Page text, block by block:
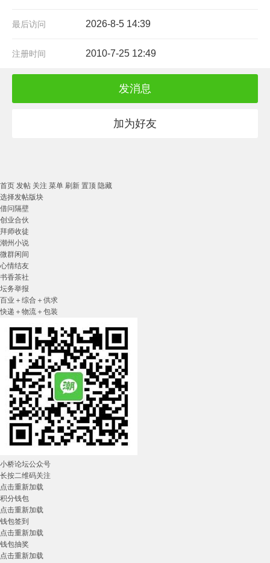
2026-8-5 14:39
最后访问
2010-7-25 12:49
注册时间
发消息
加为好友
首页 发帖 关注 菜单 刷新 置顶 隐藏
选择发帖版块
借问隔壁
创业合伙
拜师收徒
潮州小说
微群闲间
心情结友
书香茶社
坛务举报
百业＋综合＋供求
快递＋物流＋包装
小桥论坛公众号
长按二维码关注
点击重新加载
积分钱包
点击重新加载
钱包签到
点击重新加载
钱包抽奖
点击重新加载